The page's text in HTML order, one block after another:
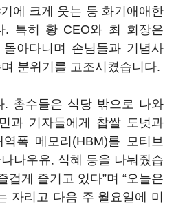
에 크게 웃는 등 화기애애한
. 특히 황 CEO와 최 회장은
아다니며 손님들과 기념사
분위기를 고조시켰습니다.
. 총수들은 식당 밖으로 나와
과 기자들에게 찹쌀 도넛과
폭 메모리(HBM)를 모티브
나나우유, 식혜 등을 나눠줬습
겁게 즐기고 있다”며 “오늘은
자리고 다음 주 월요일에 미